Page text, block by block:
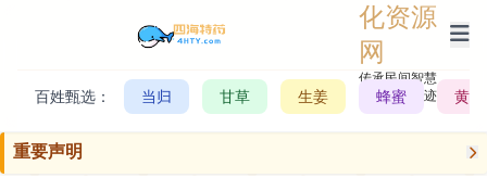
化资源
网
传承民间智慧，
记录历史轨迹
百姓甄选： 当归 甘草 生姜 蜂蜜 黄芪
重要声明